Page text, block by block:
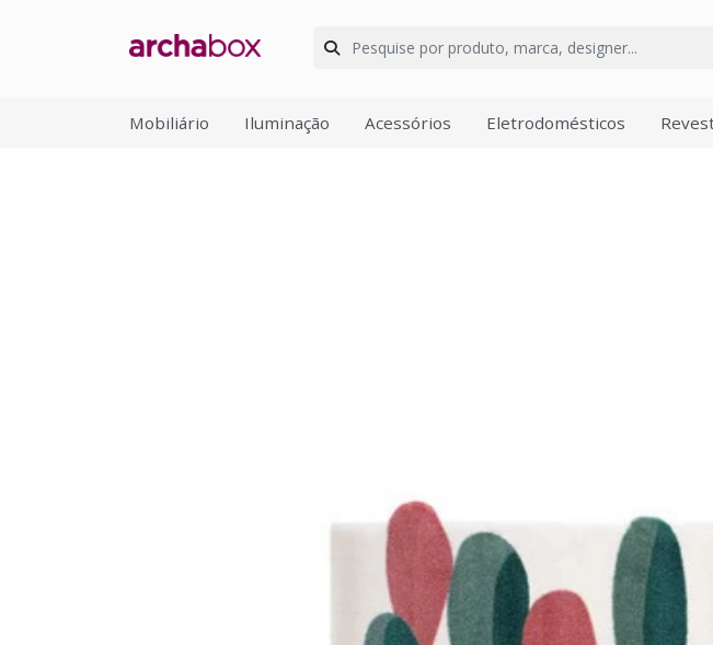
Mobiliário Iluminação Acessórios Eletrodomésticos